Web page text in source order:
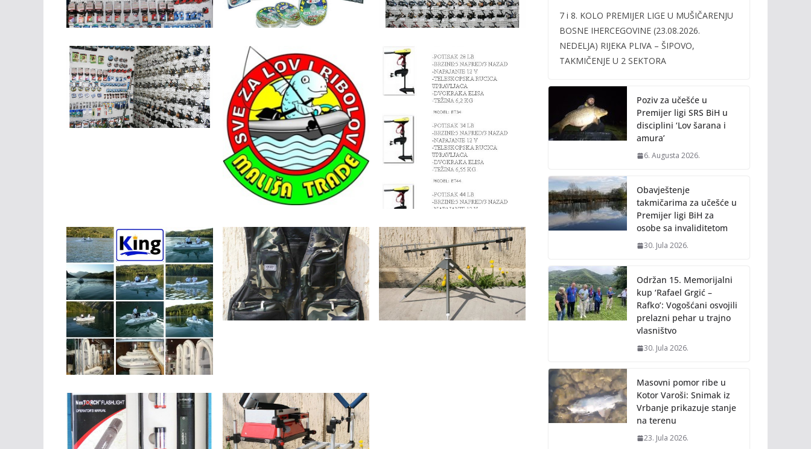
e
b
o
o
k
itt
er
ai
l
p
y
Li
k
7 i 8. KOLO PREMIJER LIGE U MUŠIČARENJU
BOSNE IHERCEGOVINE (23.08.2026.
NEDELJA) RIJEKA PLIVA – ŠIPOVO,
TAKMIČENJE U 2 SEKTORA
Poziv za učešće u
Premijer ligi SRS BiH u
disciplini ‘Lov šarana i
amura’
6. Augusta 2026.
Obavještenje
takmičarima za učešće u
Premijer ligi BiH za
osobe sa invaliditetom
30. Jula 2026.
Održan 15. Memorijalni
kup ‘Rafael Grgić –
Rafko’: Vogošćani osvojili
prelazni pehar u trajno
vlasništvo
30. Jula 2026.
Masovni pomor ribe u
Kotor Varoši: Snimak iz
Vrbanje prikazuje stanje
na terenu
23. Jula 2026.